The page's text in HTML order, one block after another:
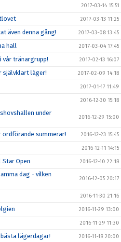
2017-03-14 15:51
2017-03-13 11:25
även denna gång! 2017-03-08 13:45
hall 2017-03-04 17:45
vår tränargrupp! 2017-02-13 16:07
självklart läger! 2017-02-09 14:18
2017-01-17 11:49
2016-12-30 15:18
under
2016-12-29 15:00
summerar! 2016-12-23 15:45
2016-12-11 14:15
Open 2016-12-10 22:18
dag - vilken
2016-12-05 20:17
2016-11-30 21:16
2016-11-29 13:00
2016-11-29 11:30
lägerdagar! 2016-11-18 20:00